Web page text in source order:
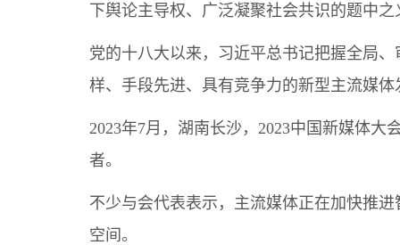
下舆论主导权、广泛凝聚社会共识的题中之
党的十八大以来，习近平总书记把握全局
样、手段先进、具有竞争力的新型主流媒
2023年7月，湖南长沙，2023中国新媒体
者。
不少与会代表表示，主流媒体正在加快推
空间。